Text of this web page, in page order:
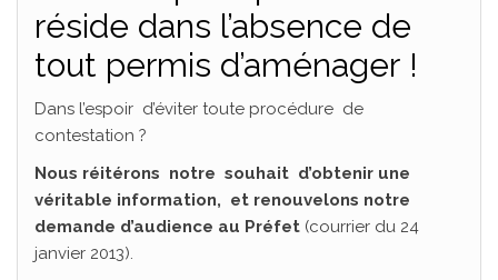
réside dans l’absence de
tout permis d’aménager !
Dans l’espoir d’éviter toute procédure de
contestation ?
Nous réitérons notre souhait d’obtenir une
véritable information, et renouvelons notre
demande d’audience au Préfet (courrier du 24
janvier 2013).